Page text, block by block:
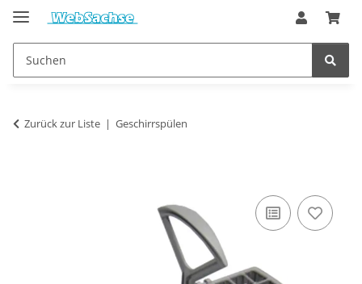
Zurück zur Liste Geschirrspülen